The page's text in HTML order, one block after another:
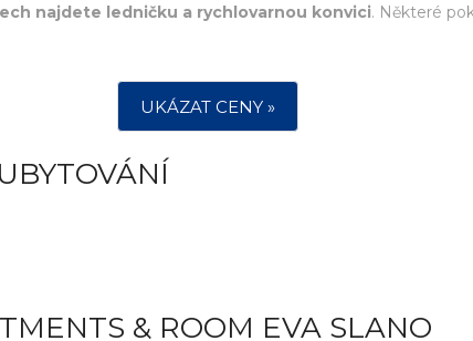
najdete ledničku a rychlovarnou konvici. Některé
UKÁZAT CENY »
& ROOM EVA SLANO